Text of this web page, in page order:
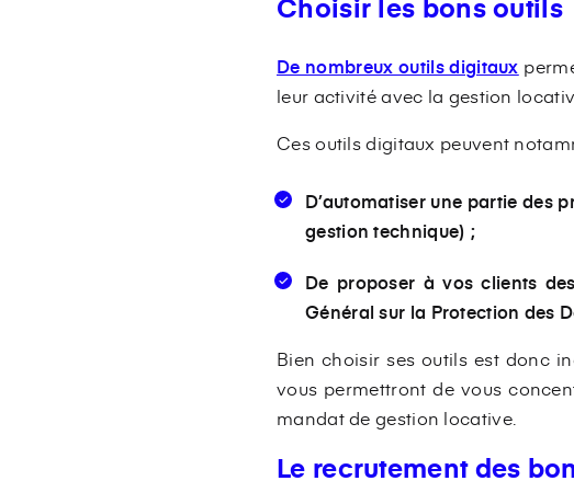
De nombreux outils digitaux
leur activité avec la gestion
Ces outils digitaux peuvent
D’automatiser une partie des
gestion technique) ;
De proposer à vos clients
Général sur la Protection des
Bien choisir ses outils est donc
vous permettront de vous
mandat de gestion locative.
Le recrutement des